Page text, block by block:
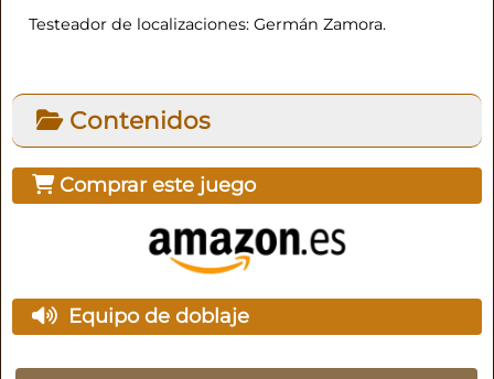
Testeador de localizaciones: Germán Zamora.
Contenidos
Comprar este juego
Equipo de doblaje